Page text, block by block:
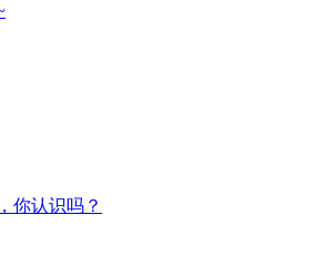
你认识吗？